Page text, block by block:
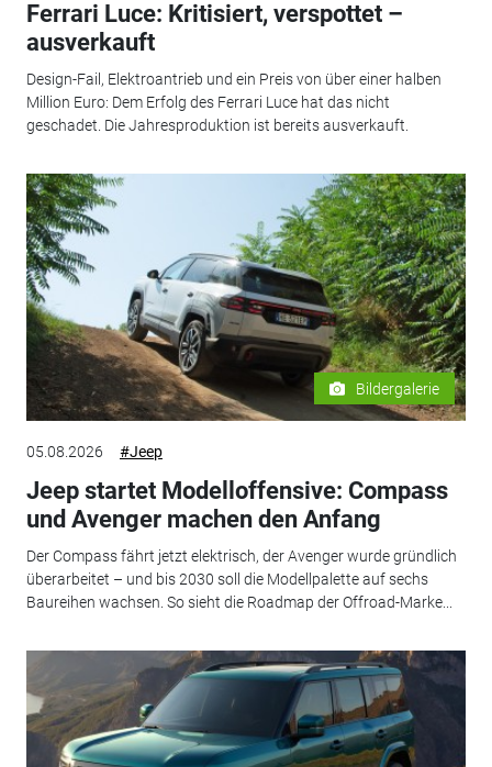
Ferrari Luce: Kritisiert, verspottet –
ausverkauft
Design-Fail, Elektroantrieb und ein Preis von über einer halben
Million Euro: Dem Erfolg des Ferrari Luce hat das nicht
geschadet. Die Jahresproduktion ist bereits ausverkauft.
Bildergalerie
05.08.2026 #Jeep
Jeep startet Modelloffensive: Compass
und Avenger machen den Anfang
Der Compass fährt jetzt elektrisch, der Avenger wurde gründlich
überarbeitet – und bis 2030 soll die Modellpalette auf sechs
Baureihen wachsen. So sieht die Roadmap der Offroad-Marke...